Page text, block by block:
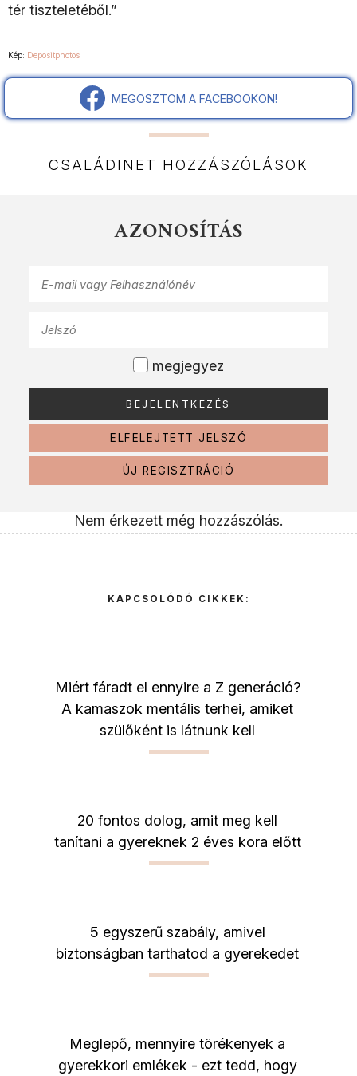
tér tiszteletéből.”
Kép: Depositphotos
MEGOSZTOM A FACEBOOKON!
CSALÁDINET HOZZÁSZÓLÁSOK
AZONOSÍTÁS
megjegyez
ELFELEJTETT JELSZÓ
ÚJ REGISZTRÁCIÓ
Nem érkezett még hozzászólás.
KAPCSOLÓDÓ CIKKEK:
Miért fáradt el ennyire a Z generáció?
A kamaszok mentális terhei, amiket
szülőként is látnunk kell
20 fontos dolog, amit meg kell
tanítani a gyereknek 2 éves kora előtt
5 egyszerű szabály, amivel
biztonságban tarthatod a gyerekedet
Meglepő, mennyire törékenyek a
gyerekkori emlékek - ezt tedd, hogy